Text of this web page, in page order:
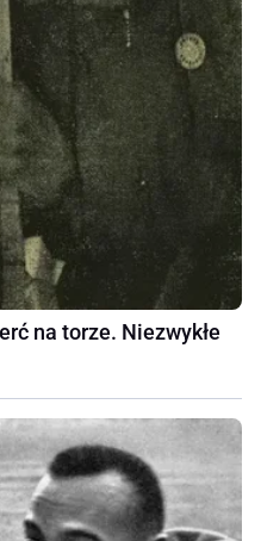
na torze. Niezwykłe